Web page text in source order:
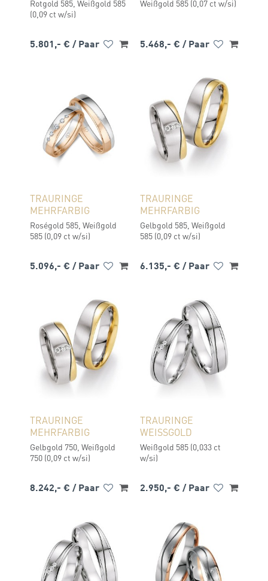
Rotgold 585, Weißgold 585
(0,09 ct w/si)
5.801,- € / Paar
Weißgold 585 (0,07 ct w/si)
5.468,- € / Paar
TRAURINGE
MEHRFARBIG
Roségold 585, Weißgold
585 (0,09 ct w/si)
5.096,- € / Paar
TRAURINGE
MEHRFARBIG
Gelbgold 585, Weißgold
585 (0,09 ct w/si)
6.135,- € / Paar
TRAURINGE
MEHRFARBIG
Gelbgold 750, Weißgold
750 (0,09 ct w/si)
8.242,- € / Paar
TRAURINGE
WEISSGOLD
Weißgold 585 (0,033 ct
w/si)
2.950,- € / Paar